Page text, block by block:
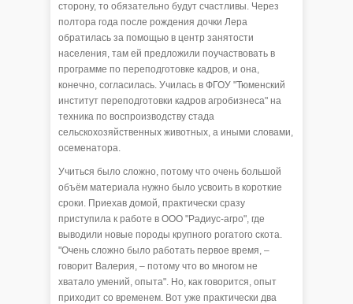
сторону, то обязательно будут счастливы. Через
полтора года после рождения дочки Лера
обратилась за помощью в центр занятости
населения, там ей предложили поучаствовать в
программе по переподготовке кадров, и она,
конечно, согласилась. Училась в ФГОУ "Тюменский
институт переподготовки кадров агробизнеса" на
техника по воспроизводству стада
сельскохозяйственных животных, а иными словами,
осеменатора.
Учиться было сложно, потому что очень большой
объём материала нужно было усвоить в короткие
сроки. Приехав домой, практически сразу
приступила к работе в ООО "Радиус-агро", где
выводили новые породы крупного рогатого скота.
"Очень сложно было работать первое время, –
говорит Валерия, – потому что во многом не
хватало умений, опыта". Но, как говорится, опыт
приходит со временем. Вот уже практически два